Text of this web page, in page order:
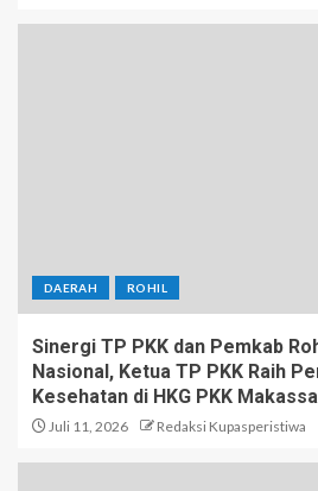
DAERAH ROHIL
Sinergi TP PKK dan Pemkab
Nasional, Ketua TP PKK Raih
Kesehatan di HKG PKK
Juli 11, 2026 Redaksi Kupasperistiwa